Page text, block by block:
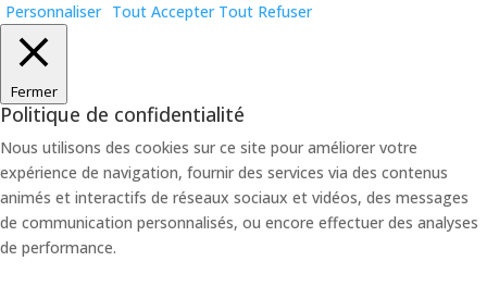
Personnaliser Tout Accepter Tout Refuser
Fermer
Politique de confidentialité
Nous utilisons des cookies sur ce site pour améliorer votre
expérience de navigation, fournir des services via des contenus
animés et interactifs de réseaux sociaux et vidéos, des messages
de communication personnalisés, ou encore effectuer des analyses
de performance.